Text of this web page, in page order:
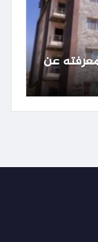
تحتاج معرفته عن